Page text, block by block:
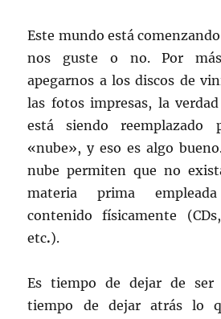
Este mundo está
nos guste o no. Por
apegarnos a los discos de
las fotos impresas, la
está siendo reemplazado
«nube», y eso es algo
nube permiten que no
materia prima
contenido físicamente
etc.).
Es tiempo de dejar de ser
tiempo de dejar atrás lo